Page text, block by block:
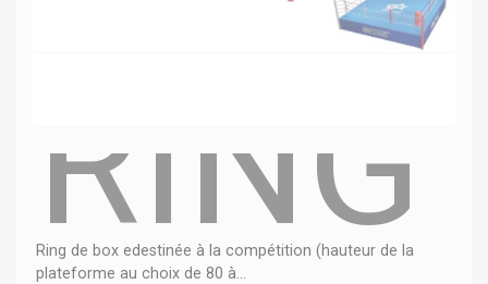
RING
Ring de box edestinée à la compétition (hauteur de la
plateforme au choix de 80 à...